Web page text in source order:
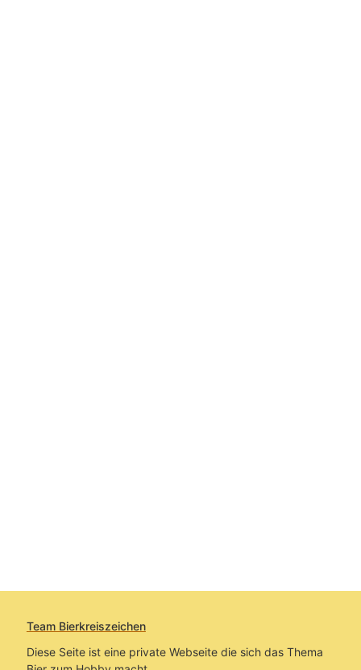
Team Bierkreiszeichen
Diese Seite ist eine private Webseite die sich das Thema